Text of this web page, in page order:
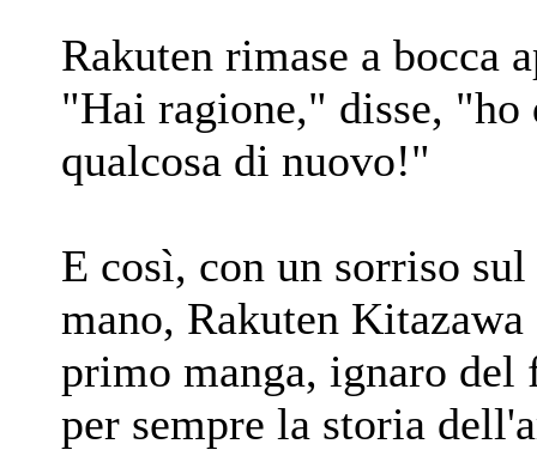
Rakuten rimase a bocca
"Hai ragione," disse, "ho
qualcosa di nuovo!"
E così, con un sorriso
mano, Rakuten
primo manga, ignaro del
per sempre la storia